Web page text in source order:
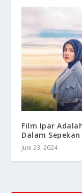
Film Ipar
Dalam Sepekan
Juni 23, 2024